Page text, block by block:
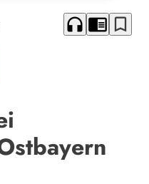
headphones chrome_reader_mode bookmark_border